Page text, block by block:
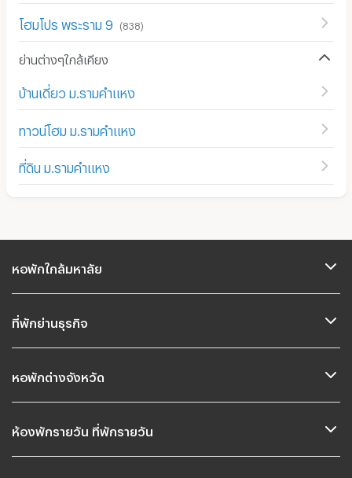
โฮมโปร พระราม 9 (838)
ย่านต่างๆใกล้เคียง
บ้านเดี่ยว ม.รามคำแหง
ทาวน์โฮม ม.รามคำแหง
ที่ดิน ม.รามคำแหง
หอพักใกล้มหาลัย
ที่พักย่านธุรกิจ
หอพักต่างจังหวัด
ห้องพักรายวัน ที่พักรายวัน